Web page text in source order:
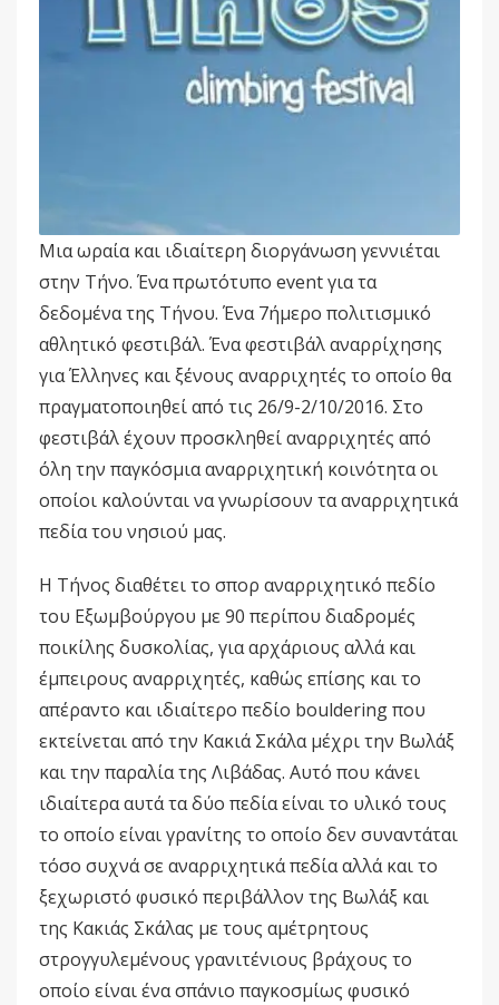
Μια ωραία και ιδιαίτερη διοργάνωση γεννιέται
στην Τήνο. Ένα πρωτότυπο event για τα
δεδομένα της Τήνου. Ένα 7ήμερο πολιτισμικό
αθλητικό φεστιβάλ. Ένα φεστιβάλ αναρρίχησης
για Έλληνες και ξένους αναρριχητές το οποίο θα
πραγματοποιηθεί από τις 26/9-2/10/2016. Στο
φεστιβάλ έχουν προσκληθεί αναρριχητές από
όλη την παγκόσμια αναρριχητική κοινότητα οι
οποίοι καλούνται να γνωρίσουν τα αναρριχητικά
πεδία του νησιού μας.
Η Τήνος διαθέτει το σπορ αναρριχητικό πεδίο
του Εξωμβούργου με 90 περίπου διαδρομές
ποικίλης δυσκολίας, για αρχάριους αλλά και
έμπειρους αναρριχητές, καθώς επίσης και το
απέραντο και ιδιαίτερο πεδίο bouldering που
εκτείνεται από την Κακιά Σκάλα μέχρι την Βωλάξ
και την παραλία της Λιβάδας. Αυτό που κάνει
ιδιαίτερα αυτά τα δύο πεδία είναι το υλικό τους
το οποίο είναι γρανίτης το οποίο δεν συναντάται
τόσο συχνά σε αναρριχητικά πεδία αλλά και το
ξεχωριστό φυσικό περιβάλλον της Βωλάξ και
της Κακιάς Σκάλας με τους αμέτρητους
στρογγυλεμένους γρανιτένιους βράχους το
οποίο είναι ένα σπάνιο παγκοσμίως φυσικό